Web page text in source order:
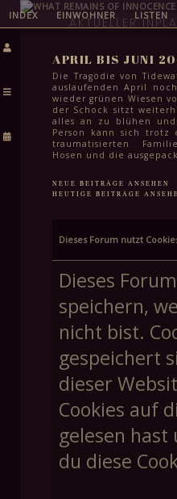
INDEX EINWOHNER LISTEN
AKTUELLER
APRIL BIS JUNI
Die Tragödie von
auslaufenden April
wieder grünen Wiesen
der Schock sitzt
alles an zu blühen
Person kann sich trotz
traumatisierten
Hosen und die
kühl ist. Das Leben
meisten steht in den
der Stadt auch das
Schullaufbahn.
höchstens noch die
man eine weitere
kann.
NEUE BEITRÄGE ANSEHEN
HEUTIGE BEITRÄGE
Dieses Forum nutzt
Dieses
speichern,
nicht bist.
gespeichert
dieser
Cookies auf
gelesen
du diese